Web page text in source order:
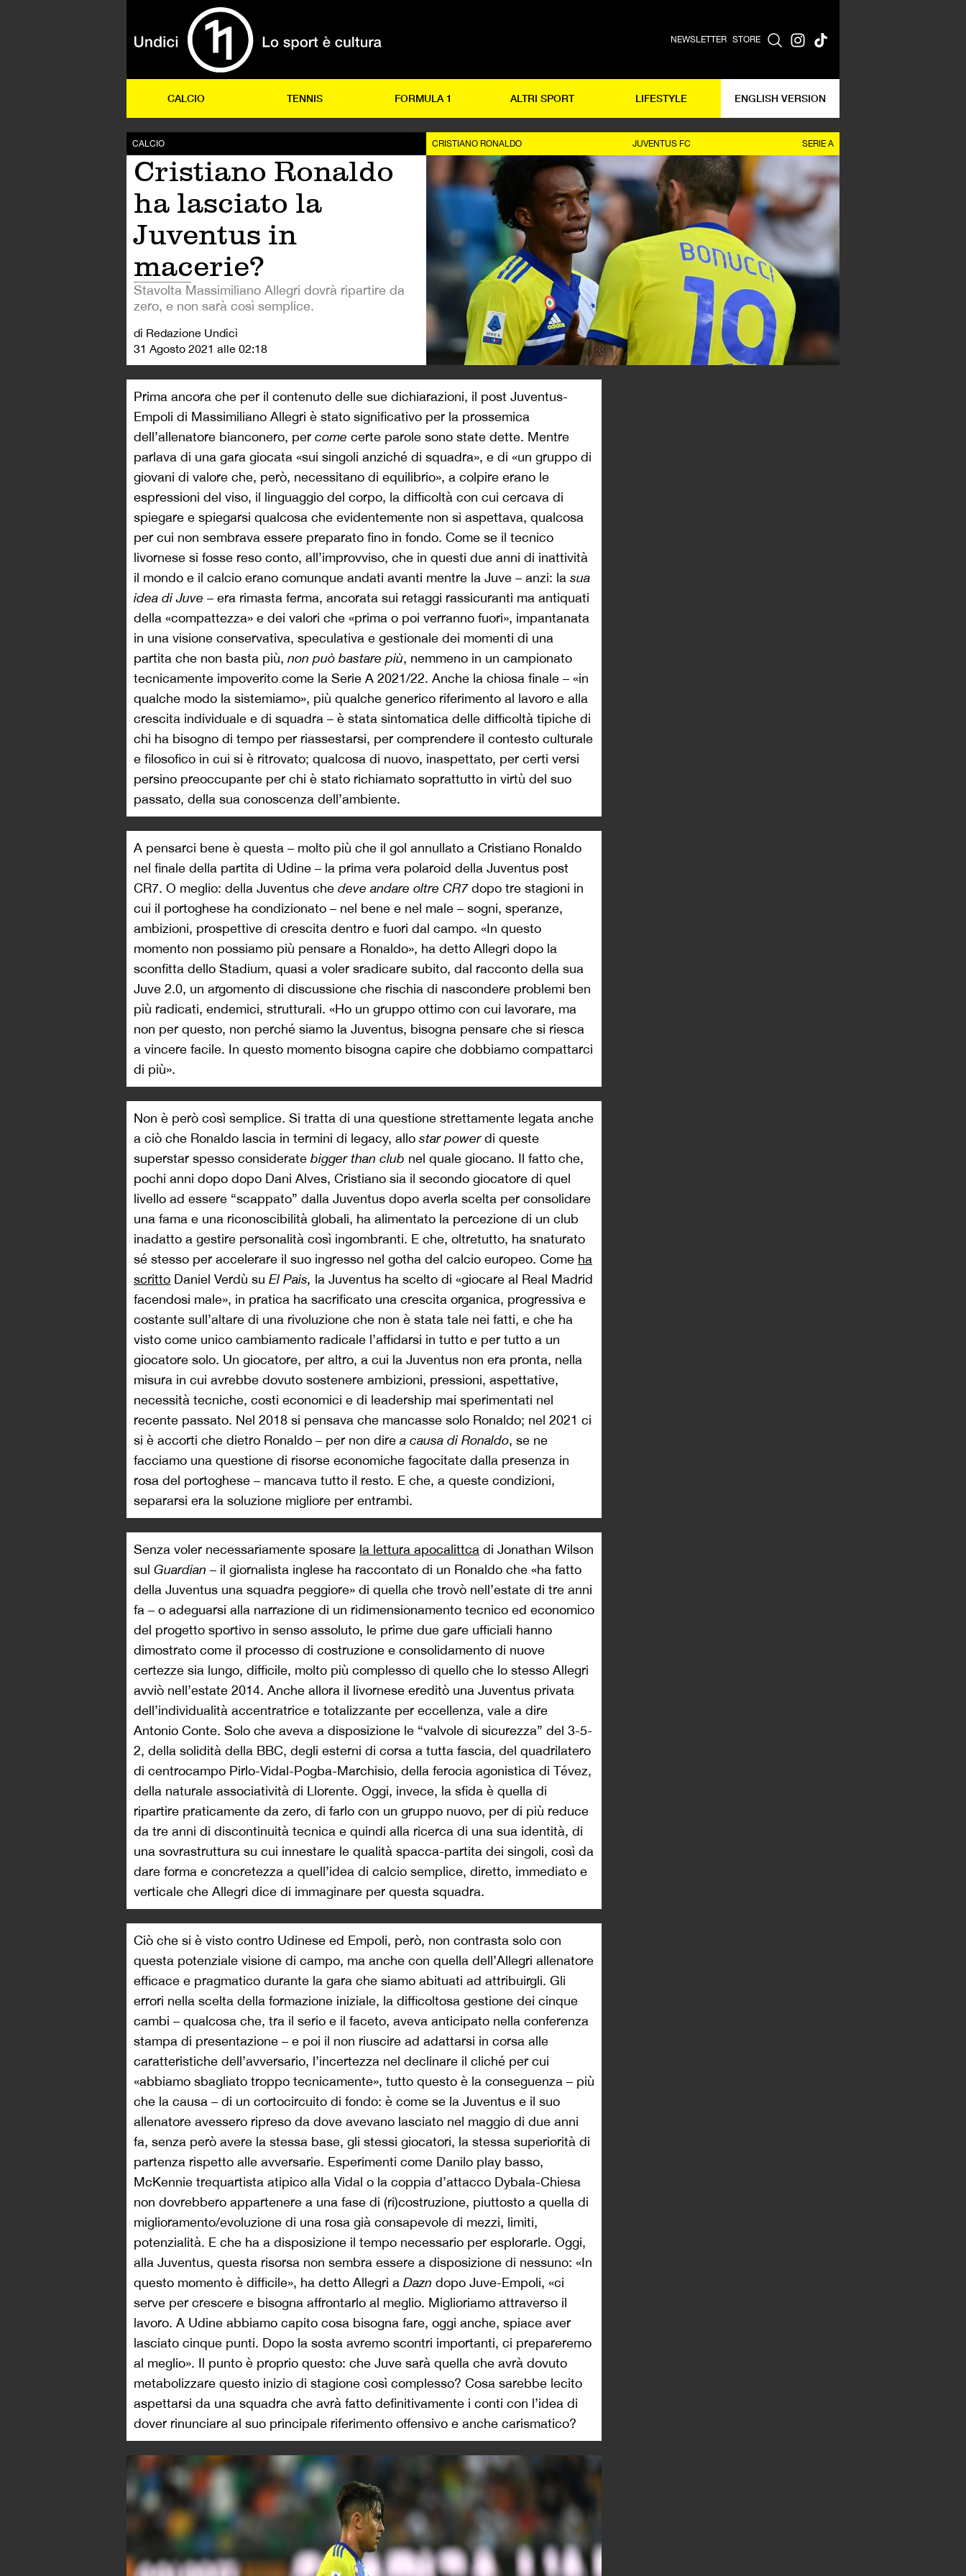
NEWSLETTER STORE
CALCIO TENNIS FORMULA 1 ALTRI SPORT LIFESTYLE ENGLISH VERSION
CALCIO
Cristiano Ronaldo
ha lasciato la
Juventus in
macerie?
Stavolta Massimiliano Allegri dovrà ripartire da
zero, e non sarà così semplice.
di Redazione Undici
31 Agosto 2021 alle 02:18
CRISTIANO RONALDO JUVENTUS FC SERIE A
Prima ancora che per il contenuto delle sue dichiarazioni, il post Juventus-
Empoli di Massimiliano Allegri è stato significativo per la prossemica
dell’allenatore bianconero, per come certe parole sono state dette. Mentre
parlava di una gara giocata «sui singoli anziché di squadra», e di «un gruppo di
giovani di valore che, però, necessitano di equilibrio», a colpire erano le
espressioni del viso, il linguaggio del corpo, la difficoltà con cui cercava di
spiegare e spiegarsi qualcosa che evidentemente non si aspettava, qualcosa
per cui non sembrava essere preparato fino in fondo. Come se il tecnico
livornese si fosse reso conto, all’improvviso, che in questi due anni di inattività
il mondo e il calcio erano comunque andati avanti mentre la Juve – anzi: la sua
idea di Juve – era rimasta ferma, ancorata sui retaggi rassicuranti ma antiquati
della «compattezza» e dei valori che «prima o poi verranno fuori», impantanata
in una visione conservativa, speculativa e gestionale dei momenti di una
partita che non basta più, non può bastare più, nemmeno in un campionato
tecnicamente impoverito come la Serie A 2021/22. Anche la chiosa finale – «in
qualche modo la sistemiamo», più qualche generico riferimento al lavoro e alla
crescita individuale e di squadra – è stata sintomatica delle difficoltà tipiche di
chi ha bisogno di tempo per riassestarsi, per comprendere il contesto culturale
e filosofico in cui si è ritrovato; qualcosa di nuovo, inaspettato, per certi versi
persino preoccupante per chi è stato richiamato soprattutto in virtù del suo
passato, della sua conoscenza dell’ambiente.
A pensarci bene è questa – molto più che il gol annullato a Cristiano Ronaldo
nel finale della partita di Udine – la prima vera polaroid della Juventus post
CR7. O meglio: della Juventus che deve andare oltre CR7dopo tre stagioni in
cui il portoghese ha condizionato – nel bene e nel male – sogni, speranze,
ambizioni, prospettive di crescita dentro e fuori dal campo. «In questo
momento non possiamo più pensare a Ronaldo», ha detto Allegri dopo la
sconfitta dello Stadium, quasi a voler sradicare subito, dal racconto della sua
Juve 2.0, un argomento di discussione che rischia di nascondere problemi ben
più radicati, endemici, strutturali. «Ho un gruppo ottimo con cui lavorare, ma
non per questo, non perché siamo la Juventus, bisogna pensare che si riesca
a vincere facile. In questo momento bisogna capire che dobbiamo compattarci
di più».
Non è però così semplice. Si tratta di una questione strettamente legata anche
a ciò che Ronaldo lascia in termini di legacy, allo star powerdi queste
superstar spesso considerate bigger than club nel quale giocano. Il fatto che,
pochi anni dopo dopo Dani Alves, Cristiano sia il secondo giocatore di quel
livello ad essere “scappato” dalla Juventus dopo averla scelta per consolidare
una fama e una riconoscibilità globali, ha alimentato la percezione di un club
inadatto a gestire personalità così ingombranti. E che, oltretutto, ha snaturato
sé stesso per accelerare il suo ingresso nel gotha del calcio europeo. Come ha
scritto Daniel Verdù su El Pais, la Juventus ha scelto di «giocare al Real Madrid
facendosi male», in pratica ha sacrificato una crescita organica, progressiva e
costante sull’altare di una rivoluzione che non è stata tale nei fatti, e che ha
visto come unico cambiamento radicale l’affidarsi in tutto e per tutto a un
giocatore solo. Un giocatore, per altro, a cui la Juventus non era pronta, nella
misura in cui avrebbe dovuto sostenere ambizioni, pressioni, aspettative,
necessità tecniche, costi economici e di leadership mai sperimentati nel
recente passato. Nel 2018 si pensava che mancasse solo Ronaldo; nel 2021 ci
si è accorti che dietro Ronaldo – per non direa causa di Ronaldo, se ne
facciamo una questione di risorse economiche fagocitate dalla presenza in
rosa del portoghese – mancava tutto il resto. E che, a queste condizioni,
separarsi era la soluzione migliore per entrambi.
Senza voler necessariamente sposare la lettura apocalittca di Jonathan Wilson
sul Guardian – il giornalista inglese ha raccontato di un Ronaldo che «ha fatto
della Juventus una squadra peggiore» di quella che trovò nell’estate di tre anni
fa – o adeguarsi alla narrazione di un ridimensionamento tecnico ed economico
del progetto sportivo in senso assoluto, le prime due gare ufficiali hanno
dimostrato come il processo di costruzione e consolidamento di nuove
certezze sia lungo, difficile, molto più complesso di quello che lo stesso Allegri
avviò nell’estate 2014. Anche allora il livornese ereditò una Juventus privata
dell’individualità accentratrice e totalizzante per eccellenza, vale a dire
Antonio Conte. Solo che aveva a disposizione le “valvole di sicurezza” del 3-5-
2, della solidità della BBC, degli esterni di corsa a tutta fascia, del quadrilatero
di centrocampo Pirlo-Vidal-Pogba-Marchisio, della ferocia agonistica di Tévez,
della naturale associatività di Llorente. Oggi, invece, la sfida è quella di
ripartire praticamente da zero, di farlo con un gruppo nuovo, per di più reduce
da tre anni di discontinuità tecnica e quindi alla ricerca di una sua identità, di
una sovrastruttura su cui innestare le qualità spacca-partita dei singoli, così da
dare forma e concretezza a quell’idea di calcio semplice, diretto, immediato e
verticale che Allegri dice di immaginare per questa squadra.
Ciò che si è visto contro Udinese ed Empoli, però, non contrasta solo con
questa potenziale visione di campo, ma anche con quella dell’Allegri allenatore
efficace e pragmatico durante la gara che siamo abituati ad attribuirgli. Gli
errori nella scelta della formazione iniziale, la difficoltosa gestione dei cinque
cambi – qualcosa che, tra il serio e il faceto, aveva anticipato nella conferenza
stampa di presentazione – e poi il non riuscire ad adattarsi in corsa alle
caratteristiche dell’avversario, l’incertezza nel declinare il cliché per cui
«abbiamo sbagliato troppo tecnicamente», tutto questo è la conseguenza – più
che la causa – di un cortocircuito di fondo: è come se la Juventus e il suo
allenatore avessero ripreso da dove avevano lasciato nel maggio di due anni
fa, senza però avere la stessa base, gli stessi giocatori, la stessa superiorità di
partenza rispetto alle avversarie. Esperimenti come Danilo play basso,
McKennie trequartista atipico alla Vidal o la coppia d’attacco Dybala-Chiesa
non dovrebbero appartenere a una fase di (ri)costruzione, piuttosto a quella di
miglioramento/evoluzione di una rosa già consapevole di mezzi, limiti,
potenzialità. E che ha a disposizione il tempo necessario per esplorarle. Oggi,
alla Juventus, questa risorsa non sembra essere a disposizione di nessuno: «In
questo momento è difficile», ha detto Allegri a Dazn dopo Juve-Empoli, «ci
serve per crescere e bisogna affrontarlo al meglio. Miglioriamo attraverso il
lavoro. A Udine abbiamo capito cosa bisogna fare, oggi anche, spiace aver
lasciato cinque punti. Dopo la sosta avremo scontri importanti, ci prepareremo
al meglio». Il punto è proprio questo: che Juve sarà quella che avrà dovuto
metabolizzare questo inizio di stagione così complesso? Cosa sarebbe lecito
aspettarsi da una squadra che avrà fatto definitivamente i conti con l’idea di
dover rinunciare al suo principale riferimento offensivo e anche carismatico?